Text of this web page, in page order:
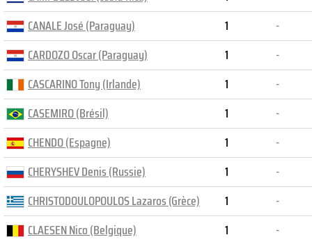
CANALE José (Paraguay)
CARDOZO Oscar (Paraguay)
CASCARINO Tony (Irlande)
CASEMIRO (Brésil)
CHENDO (Espagne)
CHERYSHEV Denis (Russie)
CHRISTODOULOPOULOS Lazaros (Grèce)
CLAESEN Nico (Belgique)
1
-
1
-
1
-
1
-
1
-
1
-
1
-
1
-